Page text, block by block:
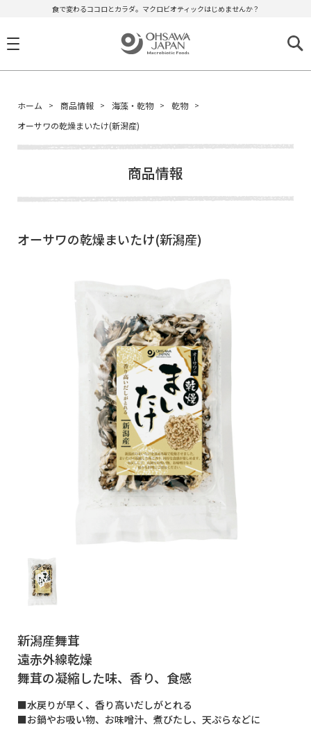
食で変わるココロとカラダ。マクロビオティックはじめませんか？
ホーム 商品情報 海藻・乾物
乾物
オーサワの乾燥まいたけ(新潟産)
商品情報
オーサワの乾燥まいたけ(新潟産)
新潟産舞茸
遠赤外線乾燥
舞茸の凝縮した味、香り、食感
■水戻りが早く、香り高いだしがとれる
■お鍋やお吸い物、お味噌汁、煮びたし、天ぷらなどに